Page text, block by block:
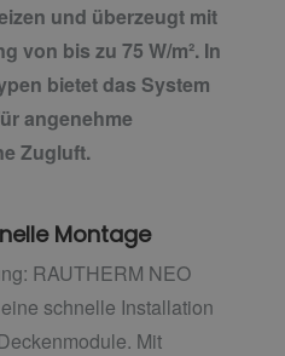
und überzeugt mit
von bis zu 75 W/m². In
bietet das System
angenehme
Zugluft.
Montage
RAUTHERM NEO
schnelle Installation
Mit